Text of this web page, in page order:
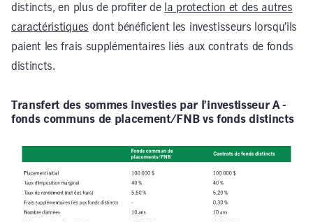
distincts, en plus de profiter de la protection et des autres
caractéristiques dont bénéficient les investisseurs lorsqu’ils
paient les frais supplémentaires liés aux contrats de fonds
distincts.
Transfert des sommes investies par l’investisseur A -
fonds communs de placement/FNB vs fonds distincts